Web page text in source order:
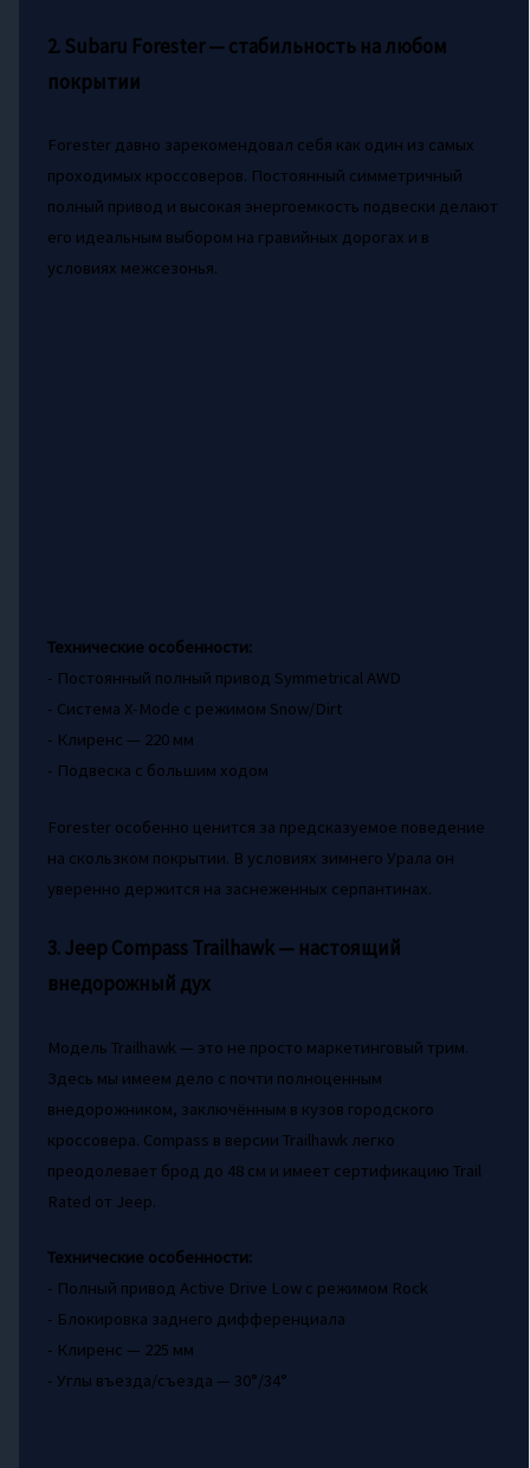
2. Subaru Forester — стабильность на любом
покрытии
Forester давно зарекомендовал себя как один из самых
проходимых кроссоверов. Постоянный симметричный
полный привод и высокая энергоемкость подвески делают
его идеальным выбором на гравийных дорогах и в
условиях межсезонья.
Технические особенности:
- Постоянный полный привод Symmetrical AWD
- Система X-Mode с режимом Snow/Dirt
- Клиренс — 220 мм
- Подвеска с большим ходом
Forester особенно ценится за предсказуемое поведение
на скользком покрытии. В условиях зимнего Урала он
уверенно держится на заснеженных серпантинах.
3. Jeep Compass Trailhawk — настоящий
внедорожный дух
Модель Trailhawk — это не просто маркетинговый трим.
Здесь мы имеем дело с почти полноценным
внедорожником, заключённым в кузов городского
кроссовера. Compass в версии Trailhawk легко
преодолевает брод до 48 см и имеет сертификацию Trail
Rated от Jeep.
Технические особенности:
- Полный привод Active Drive Low с режимом Rock
- Блокировка заднего дифференциала
- Клиренс — 225 мм
- Углы въезда/съезда — 30°/34°